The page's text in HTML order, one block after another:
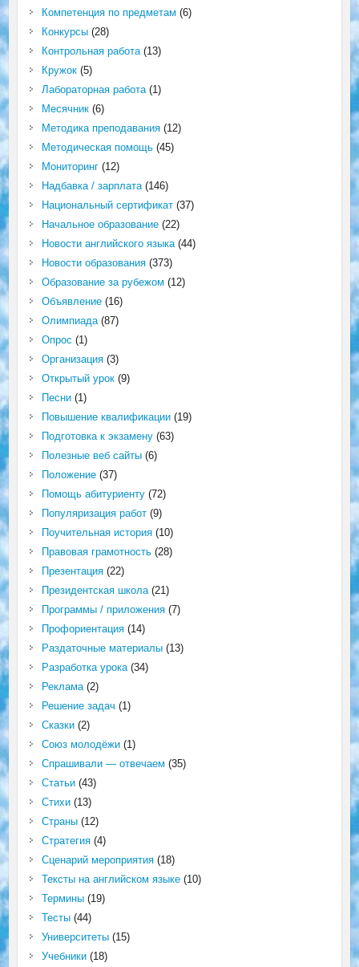
Компетенция по предметам (6)
Конкурсы(28)
Контрольная работа(13)
Кружок(5)
Лабораторная работа(1)
Месячник(6)
Методика преподавания(12)
Методическая помощь(45)
Мониторинг(12)
Надбавка / зарплата(146)
Национальный сертификат(37)
Начальное образование(22)
Новости английского языка(44)
Новости образования(373)
Образование за рубежом (12)
Объявление(16)
Олимпиада(87)
Опрос (1)
Организация(3)
Открытый урок(9)
Песни(1)
Повышение квалификации(19)
Подготовка к экзамену(63)
Полезные веб сайты(6)
Положение(37)
Помощь абитуриенту(72)
Популяризация работ(9)
Поучительная история(10)
Правовая грамотность(28)
Презентация(22)
Президентская школа(21)
Программы / приложения(7)
Профориентация(14)
Раздаточные материалы(13)
Разработка урока(34)
Реклама(2)
Решение задач (1)
Сказки(2)
Союз молодёжи(1)
Спрашивали — отвечаем (35)
Статьи(43)
Стихи(13)
Страны(12)
Стратегия(4)
Сценарий мероприятия(18)
Тексты на английском языке(10)
Термины(19)
Тесты(44)
Университеты(15)
Учебники(18)